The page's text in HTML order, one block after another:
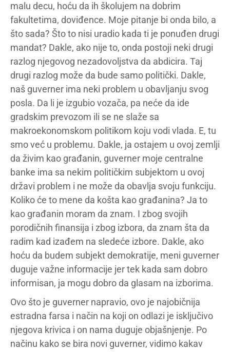
malu decu, hoću da ih školujem na dobrim
fakultetima, doviđence. Moje pitanje bi onda bilo, a
što sada? Što to nisi uradio kada ti je ponuđen drugi
mandat? Dakle, ako nije to, onda postoji neki drugi
razlog njegovog nezadovoljstva da abdicira. Taj
drugi razlog može da bude samo politički. Dakle,
naš guverner ima neki problem u obavljanju svog
posla. Da li je izgubio vozača, pa neće da ide
gradskim prevozom ili se ne slaže sa
makroekonomskom politikom koju vodi vlada. E, tu
smo već u problemu. Dakle, ja ostajem u ovoj zemlji
da živim kao građanin, guverner moje centralne
banke ima sa nekim političkim subjektom u ovoj
državi problem i ne može da obavlja svoju funkciju.
Koliko će to mene da košta kao građanina? Ja to
kao građanin moram da znam. I zbog svojih
porodičnih finansija i zbog izbora, da znam šta da
radim kad izađem na sledeće izbore. Dakle, ako
hoću da budem subjekt demokratije, meni guverner
duguje važne informacije jer tek kada sam dobro
informisan, ja mogu dobro da glasam na izborima.
Ovo što je guverner napravio, ovo je najobičnija
estradna farsa i način na koji on odlazi je isključivo
njegova krivica i on nama duguje objašnjenje. Po
načinu kako se bira novi guverner, vidimo kakav